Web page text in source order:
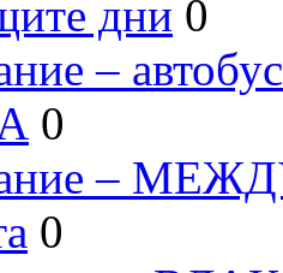
дни 0
–
0
–
0